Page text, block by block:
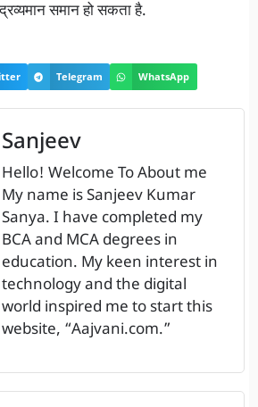
समान हो सकता है.
Telegram WhatsApp
Sanjeev
Hello! Welcome To About me
My name is Sanjeev Kumar
Sanya. I have completed my
BCA and MCA degrees in
education. My keen interest in
technology and the digital
world inspired me to start this
website, “Aajvani.com.”